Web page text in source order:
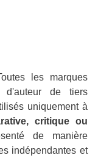
les marques
d'auteur de tiers
uniquement à
critique ou
de manière
indépendantes et